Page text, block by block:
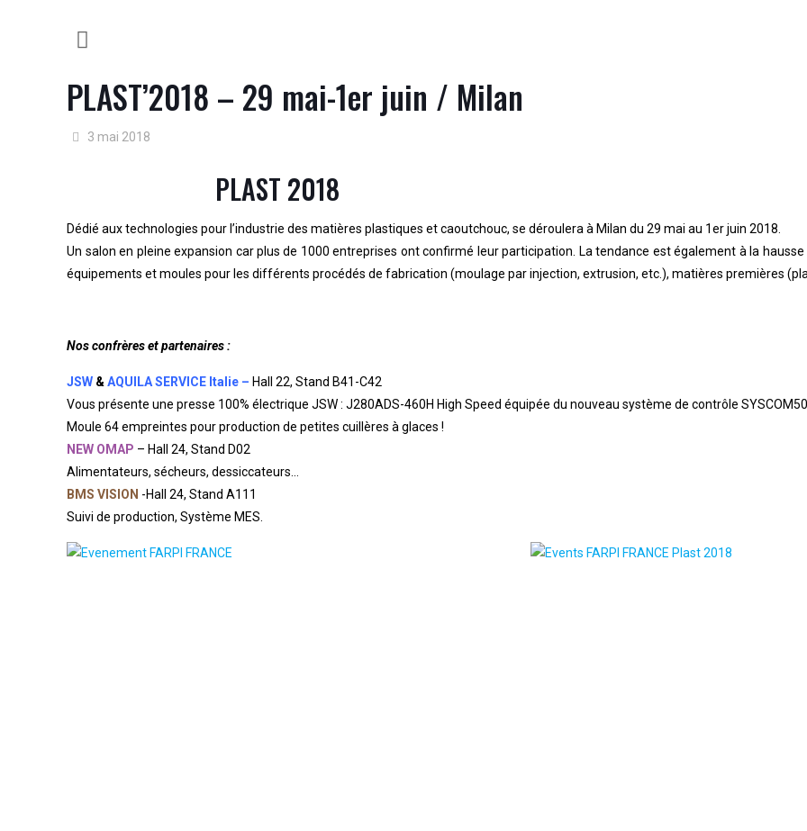
PLAST’2018 – 29 mai-1er juin / Milan
3 mai 2018
PLAST 2018
Dédié aux technologies pour l’industrie des matières plastiques et caoutchouc,se déroulera à Milan du 29 mai au 1er juin 2018.
Un salon en pleine expansion car p lus de 1000 entreprises ont confirmé leur participation. La tendance est également à la
équipements et moules pour les différents procédés de fabrication (moulage par injection, extrusion, etc.), matières premières
Nos confrères et partenaires :
JSW &AQUILA SERVICE Italie – Hall 22, Stand B41-C42
Vous présente une presse 100% électrique JSW : J280ADS-460H High Speed équipée du nouveau système de contrôle
Moule 64 empreintes pour production de petites cuillères à glaces !
NEW OMAP – Hall 24, Stand D02
Alimentateurs, sécheurs, dessiccateurs…
BMS VISION -Hall 24, Stand A111
Suivi de production, Système MES.